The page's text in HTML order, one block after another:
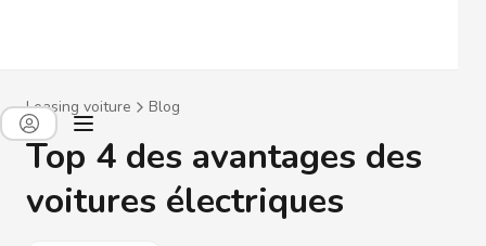
Leasing voiture Blog
Top 4 des avantages des
voitures électriques